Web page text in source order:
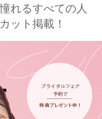
れるすべての人
ット掲載！